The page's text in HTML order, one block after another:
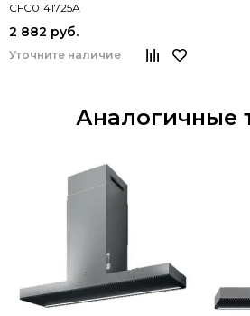
CFC0141725A
2 882 руб.
Уточните наличие
Аналогичные